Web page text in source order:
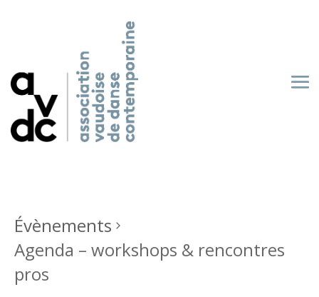
Évènements
Agenda – workshops & rencontres
pros